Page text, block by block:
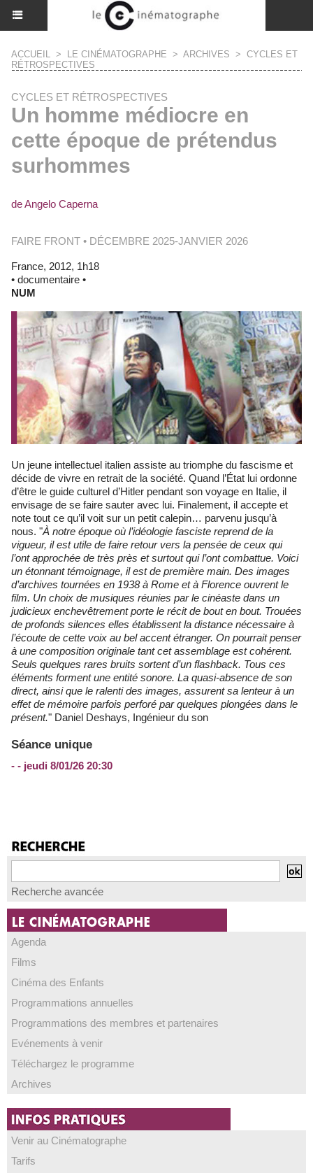
ACCUEIL > LE CINÉMATOGRAPHE > ARCHIVES > CYCLES ET
RÉTROSPECTIVES
CYCLES ET RÉTROSPECTIVES
Un homme médiocre en
cette époque de prétendus
surhommes
de Angelo Caperna
FAIRE FRONT • DÉCEMBRE 2025-JANVIER 2026
France, 2012, 1h18
• documentaire •
NUM
Un jeune intellectuel italien assiste au triomphe du fascisme et
décide de vivre en retrait de la société. Quand l’État lui ordonne
d’être le guide culturel d’Hitler pendant son voyage en Italie, il
envisage de se faire sauter avec lui. Finalement, il accepte et
note tout ce qu’il voit sur un petit calepin… parvenu jusqu’à
nous. "À notre époque où l’idéologie fasciste reprend de la
vigueur, il est utile de faire retour vers la pensée de ceux qui
l’ont approchée de très près et surtout qui l’ont combattue. Voici
un étonnant témoignage, il est de première main. Des images
d’archives tournées en 1938 à Rome et à Florence ouvrent le
film. Un choix de musiques réunies par le cinéaste dans un
judicieux enchevêtrement porte le récit de bout en bout. Trouées
de profonds silences elles établissent la distance nécessaire à
l’écoute de cette voix au bel accent étranger. On pourrait penser
à une composition originale tant cet assemblage est cohérent.
Seuls quelques rares bruits sortent d’un flashback. Tous ces
éléments forment une entité sonore. La quasi-absence de son
direct, ainsi que le ralenti des images, assurent sa lenteur à un
effet de mémoire parfois perforé par quelques plongées dans le
présent." Daniel Deshays, Ingénieur du son
Séance unique
- - jeudi 8/01/26 20:30
Recherche avancée
Agenda
Films
Cinéma des Enfants
Programmations annuelles
Programmations des membres et partenaires
Evénements à venir
Téléchargez le programme
Archives
Venir au Cinématographe
Tarifs